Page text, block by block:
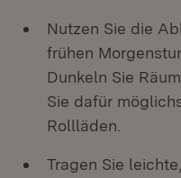
Nutzen Sie die
frühen
Dunkeln Sie
Sie dafür
Rollläden.
Tragen Sie